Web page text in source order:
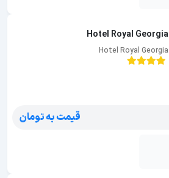
Hotel Royal Georgia
Hotel Royal Georgia
قیمت به تومان